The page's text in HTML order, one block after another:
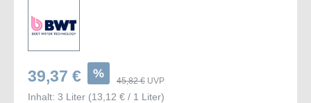
39,37 € %
45,82 € UVP
Inhalt: 3 Liter (13,12 € / 1 Liter)